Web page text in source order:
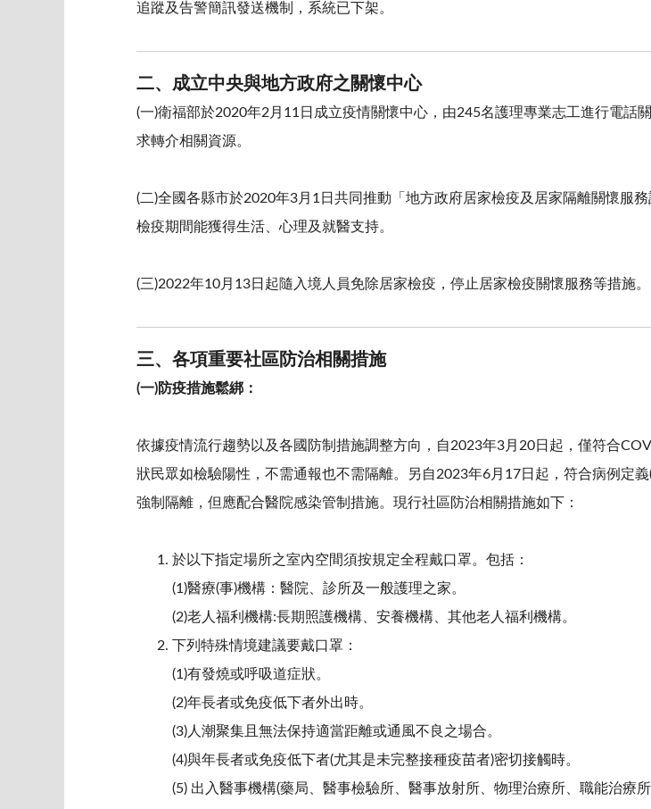
追蹤及告警簡訊發送機制，系統已下架。
二、成立中央與地方政府之關懷中心
(一)衛福部於2020年2月11日成立疫情關懷中心，由245名護理專業志工進行電話
求轉介相關資源。
(二)全國各縣市於2020年3月1日共同推動「地方政府居家檢疫及居家隔離關懷服
檢疫期間能獲得生活、心理及就醫支持。
(三)2022年10月13日起隨入境人員免除居家檢疫，停止居家檢疫關懷服務等措施
三、各項重要社區防治相關措施
(一)防疫措施鬆綁：
依據疫情流行趨勢以及各國防制措施調整方向，自2023年3月20日起，僅符合
狀民眾如檢驗陽性，不需通報也不需隔離。另自2023年6月17日起，符合病例定
強制隔離，但應配合醫院感染管制措施。現行社區防治相關措施如下：
於以下指定場所之室內空間須按規定全程戴口罩。包括：
(1)醫療(事)機構：醫院、診所及一般護理之家。
(2)老人福利機構:長期照護機構、安養機構、其他老人福利機構。
下列特殊情境建議要戴口罩：
(1)有發燒或呼吸道症狀。
(2)年長者或免疫低下者外出時。
(3)人潮聚集且無法保持適當距離或通風不良之場合。
(4)與年長者或免疫低下者(尤其是未完整接種疫苗者)密切接觸時。
(5) 出入醫事機構(藥局、醫事檢驗所、醫事放射所、物理治療所、職能治療